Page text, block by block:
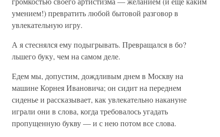
умением!) превратить любой бытовой разговор в
увлекательную игру.
А я стеснялся ему подыгрывать. Превращался в бо?
льшего буку, чем на самом деле.
Едем мы, допустим, дождливым днем в Москву на
машине Корнея Ивановича; он сидит на переднем
сиденье и рассказывает, как увлекательно накануне
играли они в слова, когда требовалось угадать
пропущенную букву — и с нею потом все слова.